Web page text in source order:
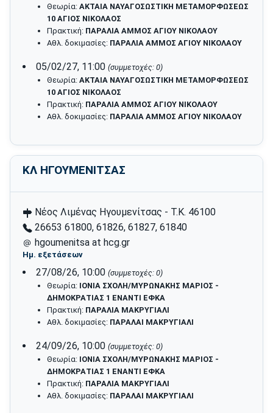
Θεωρία: ΑΚΤΑΙΑ ΝΑΥΑΓΟΣΩΣΤΙΚΗ ΜΕΤΑΜΟΡΦΩΣΕΩΣ
10 ΑΓΙΟΣ ΝΙΚΟΛΑΟΣ
Πρακτική: ΠΑΡΑΛΙΑ ΑΜΜΟΣ ΑΓΙΟΥ ΝΙΚΟΛΑΟΥ
Αθλ. δοκιμασίες: ΠΑΡΑΛΙΑ ΑΜΜΟΣ ΑΓΙΟΥ ΝΙΚΟΛΑΟΥ
05/02/27, 11:00 (συμμετοχές: 0)
Θεωρία: ΑΚΤΑΙΑ ΝΑΥΑΓΟΣΩΣΤΙΚΗ ΜΕΤΑΜΟΡΦΩΣΕΩΣ
10 ΑΓΙΟΣ ΝΙΚΟΛΑΟΣ
Πρακτική: ΠΑΡΑΛΙΑ ΑΜΜΟΣ ΑΓΙΟΥ ΝΙΚΟΛΑΟΥ
Αθλ. δοκιμασίες: ΠΑΡΑΛΙΑ ΑΜΜΟΣ ΑΓΙΟΥ ΝΙΚΟΛΑΟΥ
ΚΛ ΗΓΟΥΜΕΝΙΤΣΑΣ
Νέος Λιμένας Ηγουμενίτσας - T.K. 46100
26653 61800, 61826, 61827, 61840
hgoumenitsa at hcg.gr
Ημ. εξετάσεων
27/08/26, 10:00 (συμμετοχές: 0)
Θεωρία: ΙΟΝΙΑ ΣΧΟΛΗ/ΜΥΡΩΝΑΚΗΣ ΜΑΡΙΟΣ -
ΔΗΜΟΚΡΑΤΙΑΣ 1 ΕΝΑΝΤΙ ΕΦΚΑ
Πρακτική: ΠΑΡΑΛΙΑ ΜΑΚΡΥΓΙΑΛΙ
Αθλ. δοκιμασίες: ΠΑΡΑΛΑΙ ΜΑΚΡΥΓΙΑΛΙ
24/09/26, 10:00 (συμμετοχές: 0)
Θεωρία: ΙΟΝΙΑ ΣΧΟΛΗ/ΜΥΡΩΝΑΚΗΣ ΜΑΡΙΟΣ -
ΔΗΜΟΚΡΑΤΙΑΣ 1 ΕΝΑΝΤΙ ΕΦΚΑ
Πρακτική: ΠΑΡΑΛΙΑ ΜΑΚΡΥΓΙΑΛΙ
Αθλ. δοκιμασίες: ΠΑΡΑΛΑΙ ΜΑΚΡΥΓΙΑΛΙ